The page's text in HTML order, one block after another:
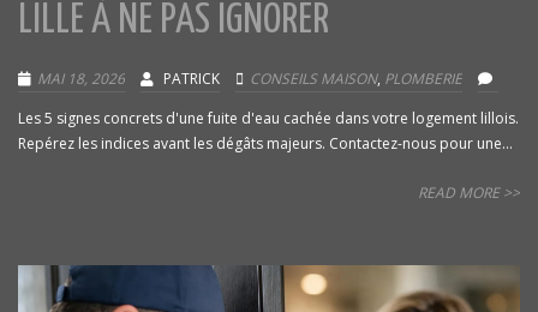
LILLE À NE PAS IGNORER
MAI 18, 2026 PATRICK CONSEILS MAISON, PLOMBERIE
Les 5 signes concrets d'une fuite d'eau cachée dans votre logement lillois.
Repérez les indices avant les dégâts majeurs. Contactez-nous pour une...
READ MORE >>